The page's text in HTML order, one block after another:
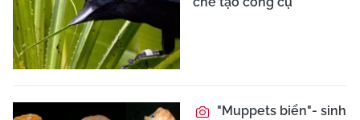
"Muppets biển"- sinh